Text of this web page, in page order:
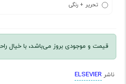
تحریر + رنگی
قیمت و موجودی بروز می‌باشد، با خیال
ناشر ELSEVIER